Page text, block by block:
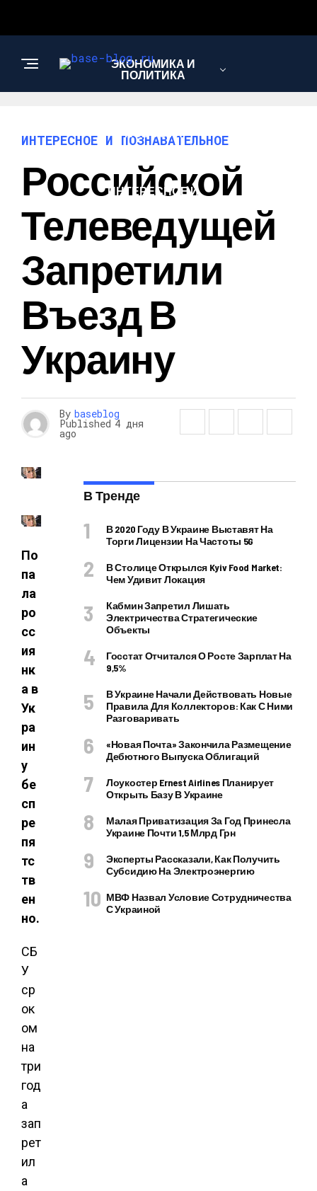
ЭКОНОМИКА И
ПОЛИТИКА
НОВОСТИ
ИНТЕРЕСНОЕ И
ИНТЕРЕСНОЕ И ПОЗНАВАТЕЛЬНОЕ
Российской
Телеведущей
Запретили
Въезд В
Украину
By baseblog
Published 4 дня
ago
По
па
ла
ро
сс
ия
нк
а в
Ук
ра
ин
у
бе
сп
ре
пя
тс
тв
ен
но.
СБ
У
ср
ок
ом
на
три
год
а
зап
рет
ил
а
В Тренде
В 2020 Году В Украине Выставят На
Торги Лицензии На Частоты 5G
В Столице Открылся Kyiv Food Market:
Чем Удивит Локация
Кабмин Запретил Лишать
Электричества Стратегические
Объекты
Госстат Отчитался О Росте Зарплат На
9,5%
В Украине Начали Действовать Новые
Правила Для Коллекторов: Как С Ними
Разговаривать
«Новая Почта» Закончила Размещение
Дебютного Выпуска Облигаций
Лоукостер Ernest Airlines Планирует
Открыть Базу В Украине
Малая Приватизация За Год Принесла
Украине Почти 1,5 Млрд Грн
Эксперты Рассказали, Как Получить
Субсидию На Электроэнергию
МВФ Назвал Условие Сотрудничества
С Украиной